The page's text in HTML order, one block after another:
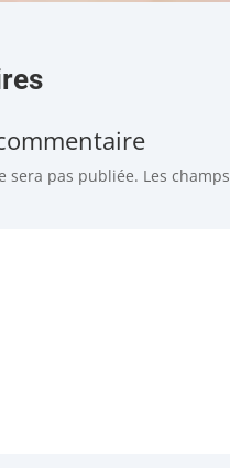
sera pas publiée. Les